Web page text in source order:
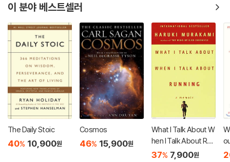
이 분야 베스트셀러
The Daily Stoic
40% 10,900원
Cosmos
46% 15,900원
What I Talk About W
hen I Talk About Run
ning
37% 7,900원